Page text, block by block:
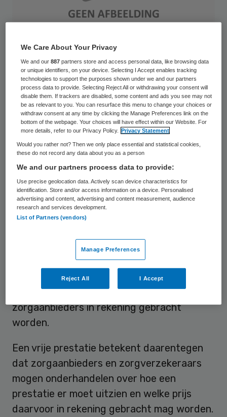
colored child abacus on money fond
Het draagvlak voor experimenten met vrije
prestaties in de zorg is beperkt. Dat
constateert de Nederlandse Zorgautoriteit
(NZa). Zorgaanbieders en
consumentenorganisaties zien vooral
nadelen en uitvoeringsproblemen.
Ominnovatie te bevorderenwil minister
Schippers zorgverzekeraars en -aanbieders
het overeenkomen van vrije prestaties. In
de huidige situatie stelt de NZa prestaties
en tarieven vast. Alleen deze door de NZa
vastgestelde prestaties mogen door
zorgaanbieders in rekening gebracht
worden.
Een vrije prestatie betekent daarentegen
dat zorgaanbieders en zorgverzekeraars
mogen onderhandelen over hoe een
prestatie er moet uitzien en welke prijs
daarvoor in rekening gebracht mag worden.
We Care About Your Privacy
We and our887 partners store and access personal data, like browsing data
or unique identifiers, on your device. Selecting I Accept enables tracking
technologies to support the purposes shown under we and our partners
process data to provide. Selecting Reject All or withdrawing your consent will
disable them. If trackers are disabled, some content and ads you see may not
be as relevant to you. You can resurface this menu to change your choices or
withdraw consent at any time by clicking the Manage Preferences link on the
bottom of the webpage. Your choices will have effect within our Website. For
more details, refer to our Privacy Policy.
Privacy Statement
Would you rather not? Then we only place essential and statistical cookies,
these do not record any data about you as a person
We and our partners process data to provide:
Use precise geolocation data. Actively scan device characteristics for
identification. Store and/or access information on a device. Personalised
advertising and content, advertising and content measurement, audience
research and services development.
List of Partners (vendors)
Manage Preferences
Reject All I Accept